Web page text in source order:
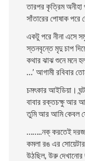
তারপর কৃত্রিম অনীহা
সাঁতারের পােষাক পরে
একটু পরে নীনা এসে
স্তনবৃন্তে মৃদু চাপ
কথার ঝাঝ শুনে মনে
…’ আগামী রবিবার
চমৎকার আইডিয়া।
বাবার রক্তচক্ষু আর
তুমি আর আমি কেবল
……..নক্ করতেই দরজা
কমলা রঙ এর
উঠছিল, উরু দেখানাের